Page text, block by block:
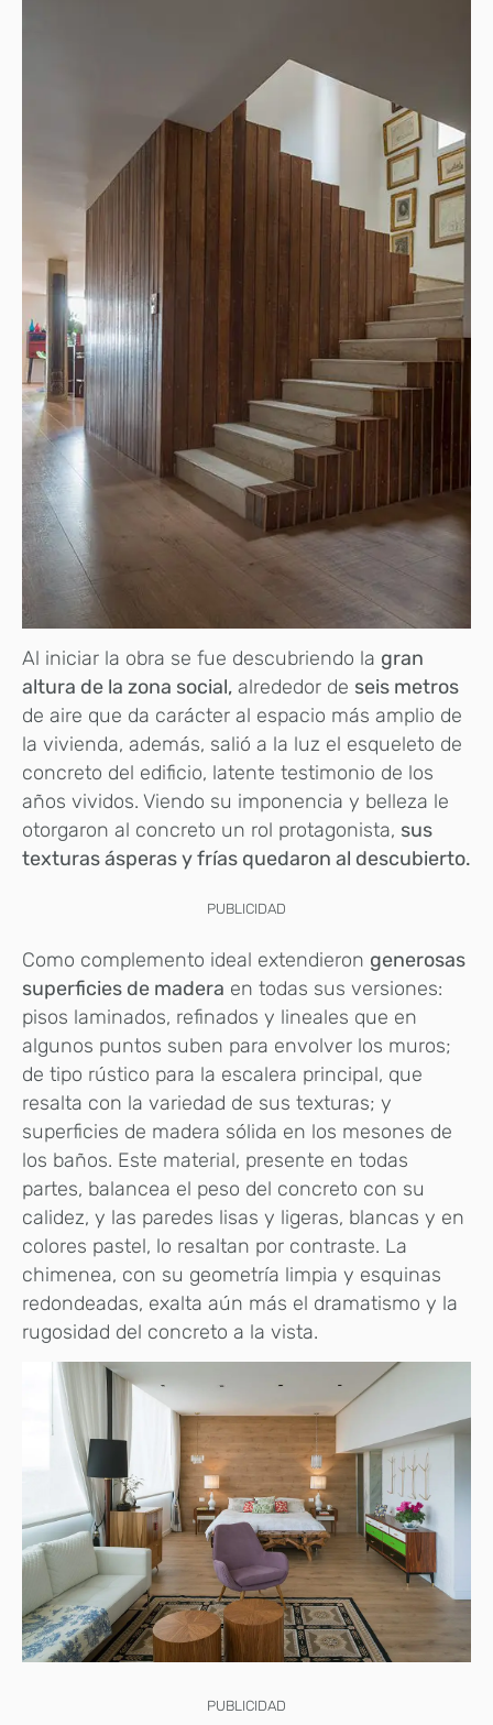
Al iniciar la obra se fue descubriendo la gran
altura de la zona social, alrededor de seis metros
de aire que da carácter al espacio más amplio de
la vivienda, además, salió a la luz el esqueleto de
concreto del edificio, latente testimonio de los
años vividos. Viendo su imponencia y belleza le
otorgaron al concreto un rol protagonista, sus
texturas ásperas y frías quedaron al descubierto.
PUBLICIDAD
Como complemento ideal extendieron generosas
superficies de madera en todas sus versiones:
pisos laminados, refinados y lineales que en
algunos puntos suben para envolver los muros;
de tipo rústico para la escalera principal, que
resalta con la variedad de sus texturas; y
superficies de madera sólida en los mesones de
los baños. Este material, presente en todas
partes, balancea el peso del concreto con su
calidez, y las paredes lisas y ligeras, blancas y en
colores pastel, lo resaltan por contraste. La
chimenea, con su geometría limpia y esquinas
redondeadas, exalta aún más el dramatismo y la
rugosidad del concreto a la vista.
PUBLICIDAD